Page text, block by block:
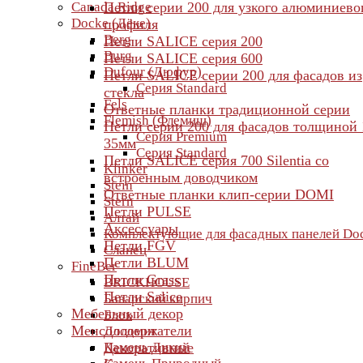
Canada Ridge
Docke (Дёке)
Berg
Burg
Dufour (Дюфур)
Серия Standard
Fels
Flemish (Флемиш)
Серия Premium
Серия Standard
Klinker
Stein
Stern
Алтай
Комплектующие для фасадных панелей
Сланец
FineBer
BRICKHOUSE
Баварский кирпич
Блок
Доломит
Камень Дикий
Петли серии 200 для узкого
профиля
Петли SALICE серия 200
Петли SALICE серия 600
Петли SALICE серии 200 для фасадов из
стекла
Ответные планки традиционной серии
Петли серии 200 для фасадов толщиной
35мм
Петли SALICE серия 700 Silentia со
встроенным доводчиком
Ответные планки клип-серии DOMI
Петли PULSE
Аксессуары
Петли FGV
Петли BLUM
Петли Grass
Петли Salice
Мебельный декор
Менсолодержатели
Декоративные